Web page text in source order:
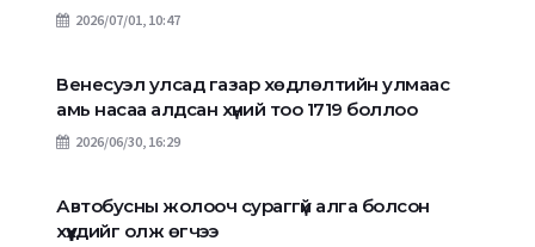
2026/07/01, 10:47
Венесуэл улсад газар хөдлөлтийн улмаас
амь насаа алдсан хүний тоо 1719 боллоо
2026/06/30, 16:29
Автобусны жолооч сураггүй алга болсон
хүүхдийг олж өгчээ